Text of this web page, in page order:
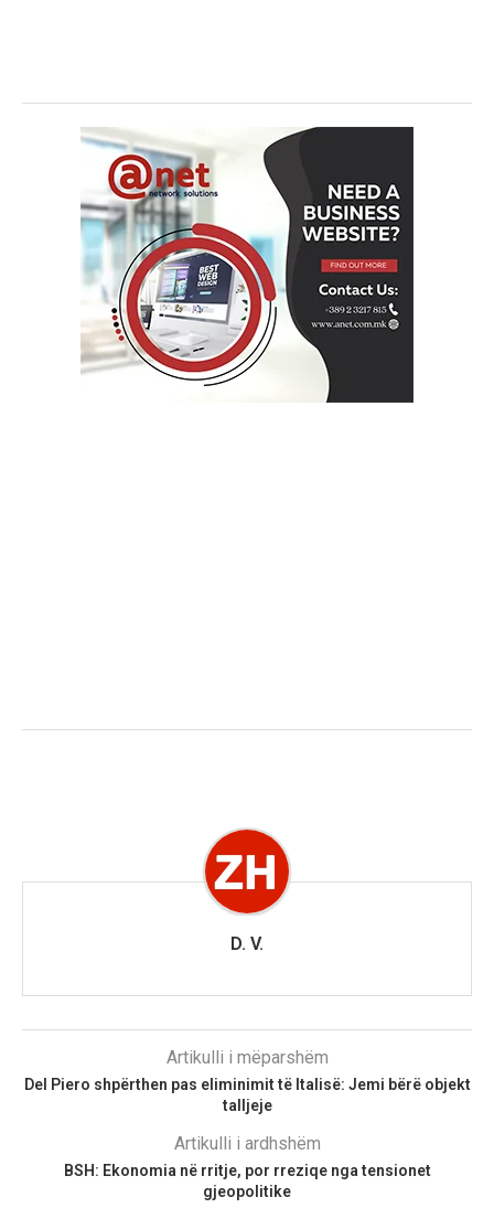
D. V.
Artikulli i mëparshëm
Del Piero shpërthen pas eliminimit të Italisë: Jemi bërë objekt
talljeje
Artikulli i ardhshëm
BSH: Ekonomia në rritje, por rreziqe nga tensionet
gjeopolitike